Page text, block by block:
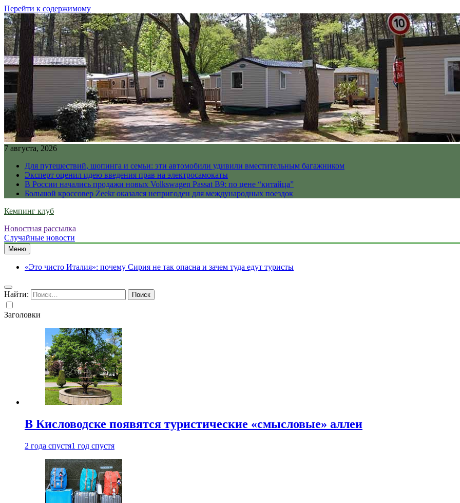
Перейти к содержимому
7 августа, 2026
Для путешествий, шопинга и семьи: эти автомобили удивили вместительным багажником
Эксперт оценил идею введения прав на электросамокаты
В России начались продажи новых Volkswagen Passat B9: по цене “китайца”
Большой кроссовер Zeekr оказался непригоден для международных поездок
Кемпинг клуб
Новостная рассылка
Случайные новости
Меню
«Это чисто Италия»: почему Сирия не так опасна и зачем туда едут туристы
Найти:
Заголовки
В Кисловодске появятся туристические «смысловые» аллеи
2 года спустя1 год спустя